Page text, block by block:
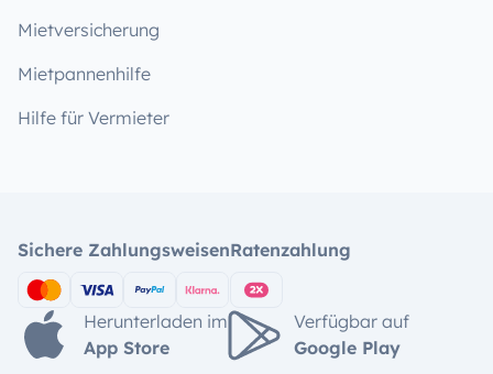
Mietversicherung
Mietpannenhilfe
Hilfe für Vermieter
Sichere ZahlungsweisenRatenzahlung
Herunterladen im
App Store
Verfügbar auf
Google Play